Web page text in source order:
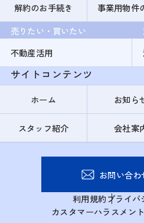
解約のお手続き
事業用物件
売りたい・買いたい
不動産活用
サイトコンテンツ
ホーム お知ら
スタッフ紹介 会社案
お問い合わ
利用規約プライ
カスタマーハラスメン